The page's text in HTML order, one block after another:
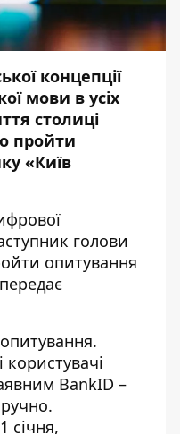
концепції
мови в усіх
столиці
пройти
«Київ
голови
опитування
BankID –
січня,